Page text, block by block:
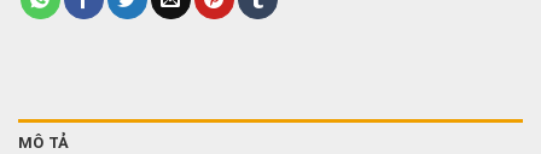
MÔ TẢ